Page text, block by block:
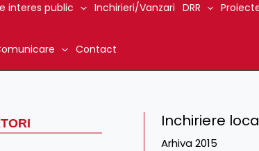
interes public Inchirieri/Vanzari DRR
Contact
Inchiriere
Arhiva 2015